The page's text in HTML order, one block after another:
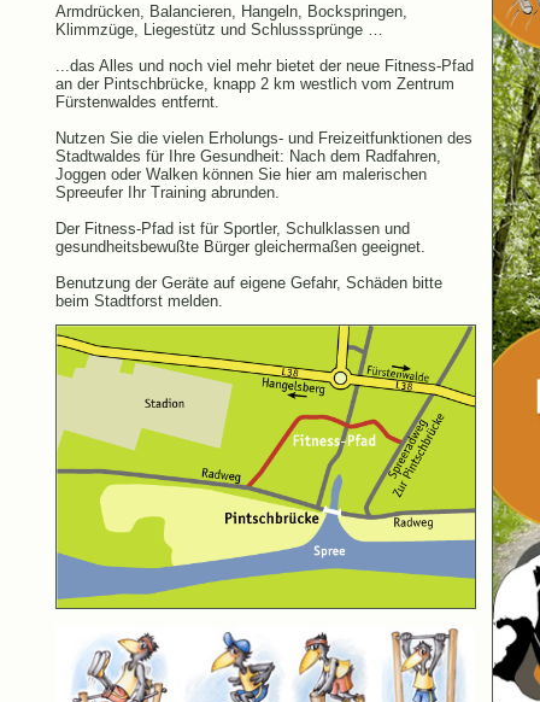
Armdrücken, Balancieren, Hangeln, Bockspringen,
Klimmzüge, Liegestütz und Schlusssprünge …
...das Alles und noch viel mehr bietet der neue Fitness-Pfad
an der Pintschbrücke, knapp 2 km westlich vom Zentrum
Fürstenwaldes entfernt.
Nutzen Sie die vielen Erholungs- und Freizeitfunktionen des
Stadtwaldes für Ihre Gesundheit: Nach dem Radfahren,
Joggen oder Walken können Sie hier am malerischen
Spreeufer Ihr Training abrunden.
Der Fitness-Pfad ist für Sportler, Schulklassen und
gesundheitsbewußte Bürger gleichermaßen geeignet.
Benutzung der Geräte auf eigene Gefahr, Schäden bitte
beim Stadtforst melden.